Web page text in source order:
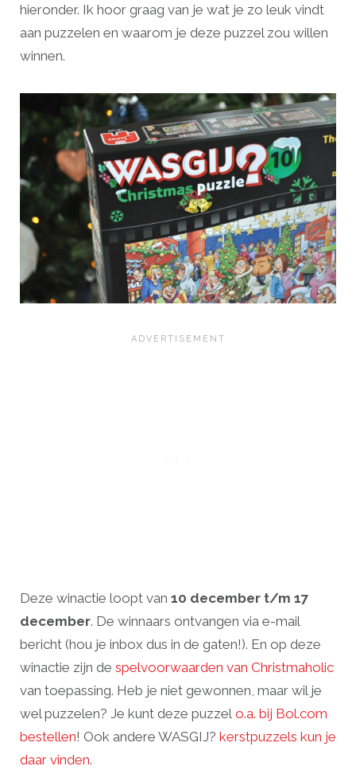
hieronder. Ik hoor graag van je wat je zo leuk vindt
aan puzzelen en waarom je deze puzzel zou willen
winnen.
Deze winactie loopt van 10 december t/m 17
december. De winnaars ontvangen via e-mail
bericht (hou je inbox dus in de gaten!). En op deze
winactie zijn de spelvoorwaarden van Christmaholic
van toepassing. Heb je niet gewonnen, maar wil je
wel puzzelen? Je kunt deze puzzel o.a. bij Bol.com
bestellen! Ook andere WASGIJ? kerstpuzzels kun je
daar vinden.